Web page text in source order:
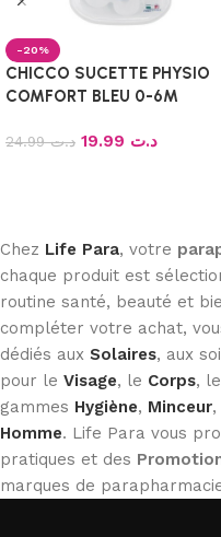
-20%
CHICCO SUCETTE PHYSIO
COMFORT BLEU 0-6M
د.ت24.99 د.ت
Chez Life Para, votre
chaque produit est
routine santé, beauté et
compléter votre achat,
dédiés aux Solaires, aux
pour le Visage, le Corps,
gammes Hygiène, Minceur,
Homme. Life Para vous
pratiques et des
marques de